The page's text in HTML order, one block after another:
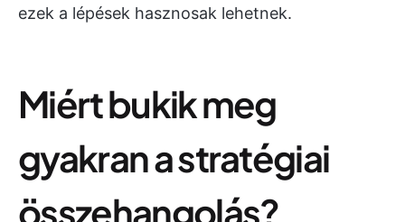
ezek a lépések hasznosak lehetnek.
Miért bukik meg
gyakran a stratégiai
összehangolás?